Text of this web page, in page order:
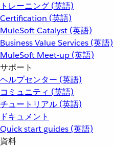
トレーニング (英語)
Certification (英語)
MuleSoft Catalyst (英語)
Business Value Services (英語)
MuleSoft Meet-up (英語)
サポート
ヘルプセンター (英語)
コミュニティ (英語)
チュートリアル (英語)
ドキュメント
Quick start guides (英語)
資料